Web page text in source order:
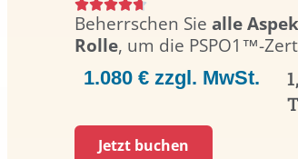
Beherrschen Sie alle
Rolle, um die PSPO1™-
1.080 € zzgl. MwSt.
Jetzt buchen